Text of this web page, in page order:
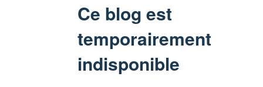
Ce blog est
temporairement
indisponible